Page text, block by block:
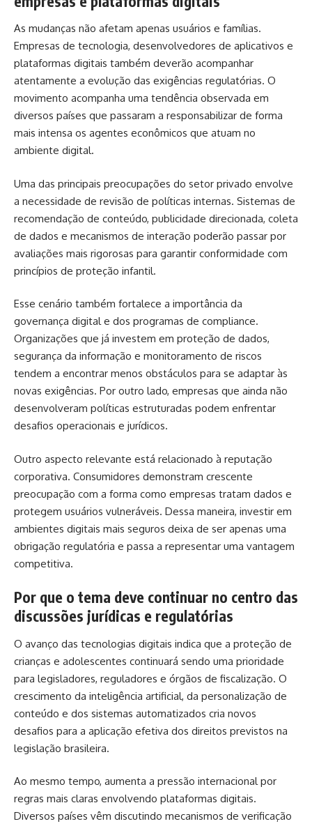
As mudanças não afetam apenas usuários e famílias.
Empresas de tecnologia, desenvolvedores de aplicativos e
plataformas digitais também deverão acompanhar
atentamente a evolução das exigências regulatórias. O
movimento acompanha uma tendência observada em
diversos países que passaram a responsabilizar de forma
mais intensa os agentes econômicos que atuam no
ambiente digital.
Uma das principais preocupações do setor privado envolve
a necessidade de revisão de políticas internas. Sistemas de
recomendação de conteúdo, publicidade direcionada, coleta
de dados e mecanismos de interação poderão passar por
avaliações mais rigorosas para garantir conformidade com
princípios de proteção infantil.
Esse cenário também fortalece a importância da
governança digital e dos programas de compliance.
Organizações que já investem em proteção de dados,
segurança da informação e monitoramento de riscos
tendem a encontrar menos obstáculos para se adaptar às
novas exigências. Por outro lado, empresas que ainda não
desenvolveram políticas estruturadas podem enfrentar
desafios operacionais e jurídicos.
Outro aspecto relevante está relacionado à reputação
corporativa. Consumidores demonstram crescente
preocupação com a forma como empresas tratam dados e
protegem usuários vulneráveis. Dessa maneira, investir em
ambientes digitais mais seguros deixa de ser apenas uma
obrigação regulatória e passa a representar uma vantagem
competitiva.
Por que o tema deve continuar no centro das
discussões jurídicas e regulatórias
O avanço das tecnologias digitais indica que a proteção de
crianças e adolescentes continuará sendo uma prioridade
para legisladores, reguladores e órgãos de fiscalização. O
crescimento da inteligência artificial, da personalização de
conteúdo e dos sistemas automatizados cria novos
desafios para a aplicação efetiva dos direitos previstos na
legislação brasileira.
Ao mesmo tempo, aumenta a pressão internacional por
regras mais claras envolvendo plataformas digitais.
Diversos países vêm discutindo mecanismos de verificação